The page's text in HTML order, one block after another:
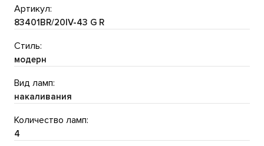
Артикул:
83401BR/20IV-43 G R
Стиль:
модерн
Вид ламп:
накаливания
Количество ламп:
4